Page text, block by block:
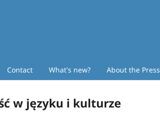
Contact What's new? About the Press
w języku i kulturze